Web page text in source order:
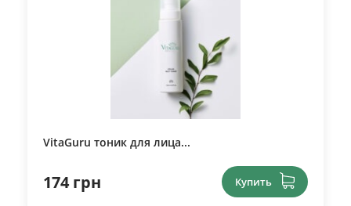
VitaGuru тоник для лица...
174 грн Купить